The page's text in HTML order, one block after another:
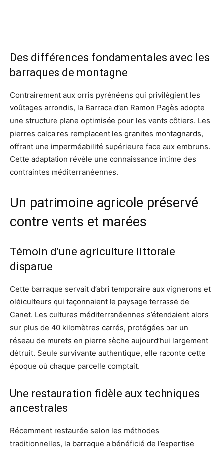
Des différences fondamentales avec les
barraques de montagne
Contrairement aux orris pyrénéens qui privilégient les
voûtages arrondis, la Barraca d’en Ramon Pagès adopte
une structure plane optimisée pour les vents côtiers. Les
pierres calcaires remplacent les granites montagnards,
offrant une imperméabilité supérieure face aux embruns.
Cette adaptation révèle une connaissance intime des
contraintes méditerranéennes.
Un patrimoine agricole préservé
contre vents et marées
Témoin d’une agriculture littorale
disparue
Cette barraque servait d’abri temporaire aux vignerons et
oléiculteurs qui façonnaient le paysage terrassé de
Canet. Les cultures méditerranéennes s’étendaient alors
sur plus de 40 kilomètres carrés, protégées par un
réseau de murets en pierre sèche aujourd’hui largement
détruit. Seule survivante authentique, elle raconte cette
époque où chaque parcelle comptait.
Une restauration fidèle aux techniques
ancestrales
Récemment restaurée selon les méthodes
traditionnelles, la barraque a bénéficié de l’expertise